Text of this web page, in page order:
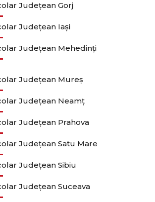
Județean Gorj
Județean Iași
Județean Mehedinți
Județean Mureș
Județean Neamț
Județean Prahova
Județean Satu Mare
Județean Sibiu
Județean Suceava